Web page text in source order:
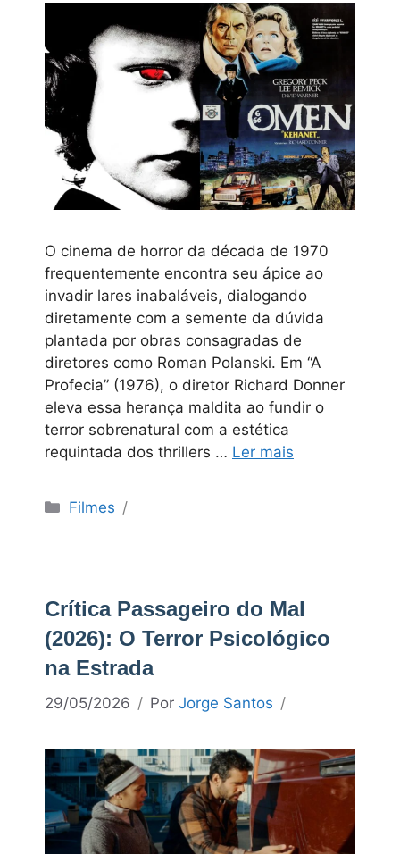
O cinema de horror da década de 1970
frequentemente encontra seu ápice ao
invadir lares inabaláveis, dialogando
diretamente com a semente da dúvida
plantada por obras consagradas de
diretores como Roman Polanski. Em “A
Profecia” (1976), o diretor Richard Donner
eleva essa herança maldita ao fundir o
terror sobrenatural com a estética
requintada dos thrillers … Ler mais
Categorias
Filmes
Crítica Passageiro do Mal
(2026): O Terror Psicológico
na Estrada
29/05/2026 Por Jorge Santos